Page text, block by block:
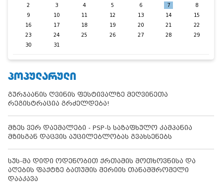
2
3 4 5 6 7
8
9
10 11 12 13 14
15
16
17 18 19 20 21
22
23
24 25 26 27 28
29
30
31
ᲞᲝᲞᲣᲚᲐᲠᲣᲚᲘ
გურჯაანის ღვინის ფესტივალზე მეღვინეთა
რეგისტრაცია გრძელდება!
მზეს ვერ დაემალები - PSP-ს საზაფხულო კამპანია
მზისგან დაცვის აუცილებლობას გვახსენებს
სუს-მა დიდი ოდენობით ქრთამის მოთხოვნისა და
აღების ფაქტზე ბათუმის მერიის თანამშრომელი
დააკავა